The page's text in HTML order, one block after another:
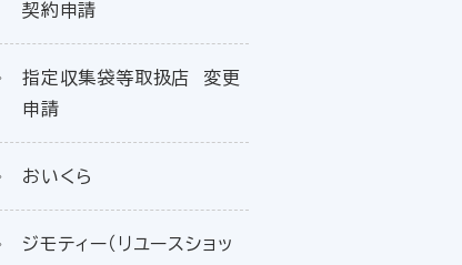
契約申請
指定収集袋等取扱店 変更
申請
おいくら
ジモティー（リユースショッ